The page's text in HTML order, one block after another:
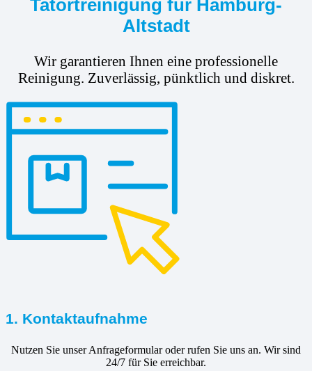
Tatortreinigung für Hamburg-
Altstadt
Wir garantieren Ihnen eine professionelle
Reinigung. Zuverlässig, pünktlich und diskret.
1. Kontaktaufnahme
Nutzen Sie unser Anfrageformular oder rufen Sie uns an. Wir sind
24/7 für Sie erreichbar.